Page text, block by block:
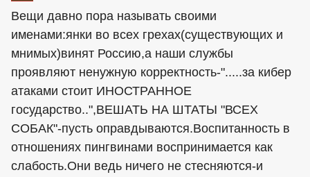
Вещи давно пора называть своими
именами:янки во всех грехах(существующих и
мнимых)винят Россию,а наши службы
проявляют ненужную корректность-".....за кибер
атаками стоит ИНОСТРАННОЕ
государство..",ВЕШАТЬ НА ШТАТЫ "ВСЕХ
СОБАК"-пусть оправдываются.Воспитанность в
отношениях пингвинами воспринимается как
слабость.Они ведь ничего не стесняются-и